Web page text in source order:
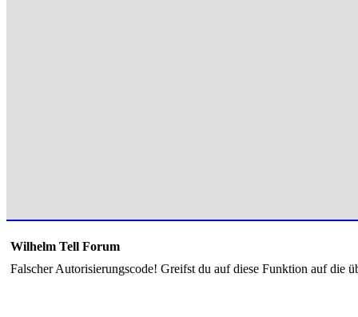
Wilhelm Tell Forum
Falscher Autorisierungscode! Greifst du auf diese Funktion auf die